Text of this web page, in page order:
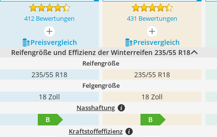
412 Bewertungen 431 Bewertungen
mehr anzeigen
mehr anzeigen
Preis­vergleich
Preis­vergleich
Reifengröße und Effizienz der Winterreifen 235/55 R18
Reifengröße
235/55 R18 235/55 R18
Felgengröße
18 Zoll 18 Zoll
Nasshaftung
B B
Kraftstoffeffizienz